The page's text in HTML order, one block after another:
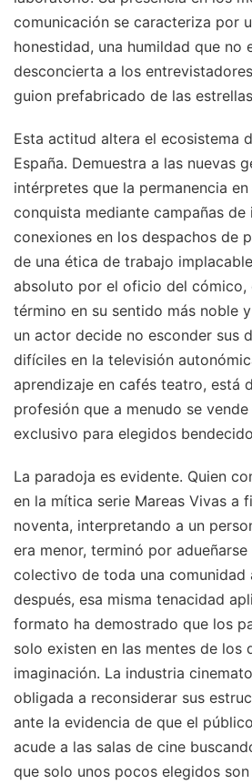
comunicación se caracteriza por
honestidad, una humildad que no
desconcierta a los
guion prefabricado de las
Esta actitud altera el ecosistema
España. Demuestra a las nuevas
intérpretes que la permanencia
conquista mediante campañas de
conexiones en los despachos de
de una ética de trabajo
absoluto por el oficio del cómico,
término en su sentido más noble
un actor decide no esconder sus
difíciles en la televisión
aprendizaje en cafés teatro, está
profesión que a menudo se
exclusivo para elegidos
La paradoja es evidente. Quien
en la mítica serie Mareas Vivas a
noventa, interpretando a un
era menor, terminó por
colectivo de toda una comunidad
después, esa misma tenacidad
formato ha demostrado que los
solo existen en las mentes de los
imaginación. La industria
obligada a reconsiderar sus
ante la evidencia de que el
acude a las salas de cine
que solo unos pocos elegidos